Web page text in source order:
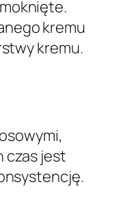
kremu
kremu.
czas jest